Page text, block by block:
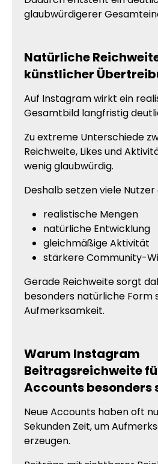
glaubwürdigerer
Natürliche
künstlicher
Auf Instagram wirkt ein
Gesamtbild langfristig
Zu extreme Unterschiede
Reichweite, Likes und
wenig glaubwürdig.
Deshalb setzen viele Nutzer
realistische Mengen
natürliche Entwicklung
gleichmäßige Aktivität
stärkere Community-
Gerade Reichweite sorgt
besonders natürliche Form
Aufmerksamkeit.
Warum Instagram
Beitragsreichweite
Accounts besonders
Neue Accounts haben oft
Sekunden Zeit, um
erzeugen.